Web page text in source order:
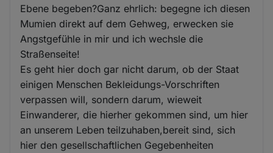
Ebene begeben?Ganz ehrlich: begegne ich diesen
Mumien direkt auf dem Gehweg, erwecken sie
Angstgefühle in mir und ich wechsle die
Straßenseite!
Es geht hier doch gar nicht darum, ob der Staat
einigen Menschen Bekleidungs-Vorschriften
verpassen will, sondern darum, wieweit
Einwanderer, die hierher gekommen sind, um hier
an unserem Leben teilzuhaben,bereit sind, sich
hier den gesellschaftlichen Gegebenheiten